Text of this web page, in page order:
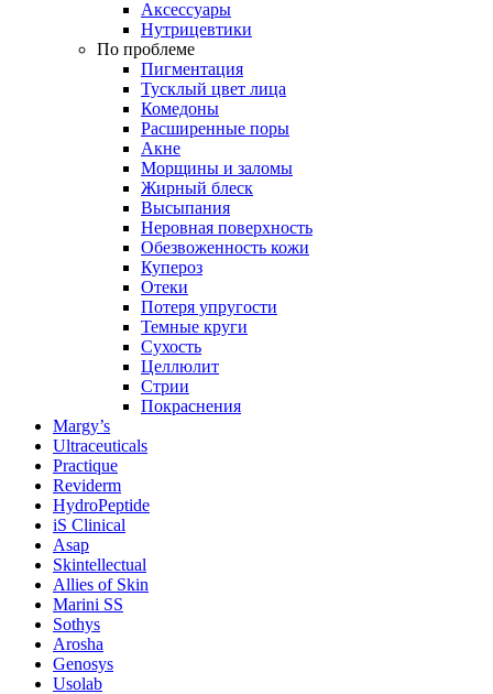
Аксессуары
Нутрицевтики
По проблеме
Пигментация
Тусклый цвет лица
Комедоны
Расширенные поры
Акне
Морщины и заломы
Жирный блеск
Высыпания
Неровная поверхность
Обезвоженность кожи
Купероз
Отеки
Потеря упругости
Темные круги
Сухость
Целлюлит
Стрии
Покраснения
Margy’s
Ultraceuticals
Practique
Reviderm
HydroPeptide
iS Clinical
Asap
Skintellectual
Allies of Skin
Marini SS
Sothys
Arosha
Genosys
Usolab